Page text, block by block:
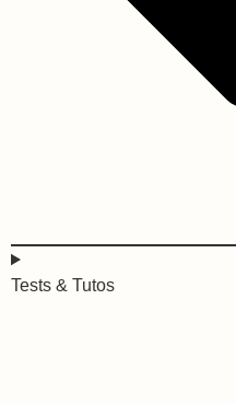
Tests & Tutos